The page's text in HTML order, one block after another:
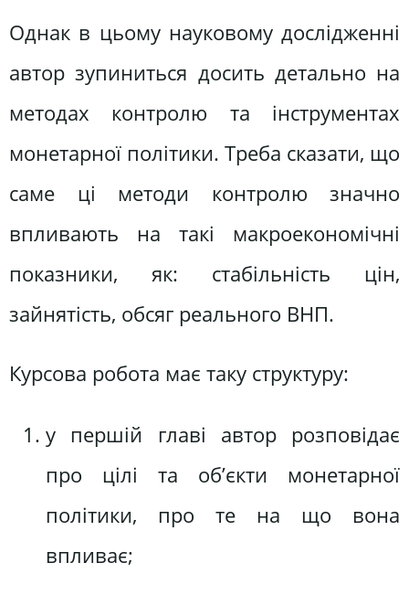
Однак в цьому науковому дослідженні
автор зупиниться досить детально на
методах контролю та інструментах
монетарної політики. Треба сказати, що
саме ці методи контролю значно
впливають на такі макроекономічні
показники, як: стабільність цін,
зайнятість, обсяг реального ВНП.
Курсова робота має таку структуру:
у першій главі автор розповідає
про цілі та об’єкти монетарної
політики, про те на що вона
впливає;